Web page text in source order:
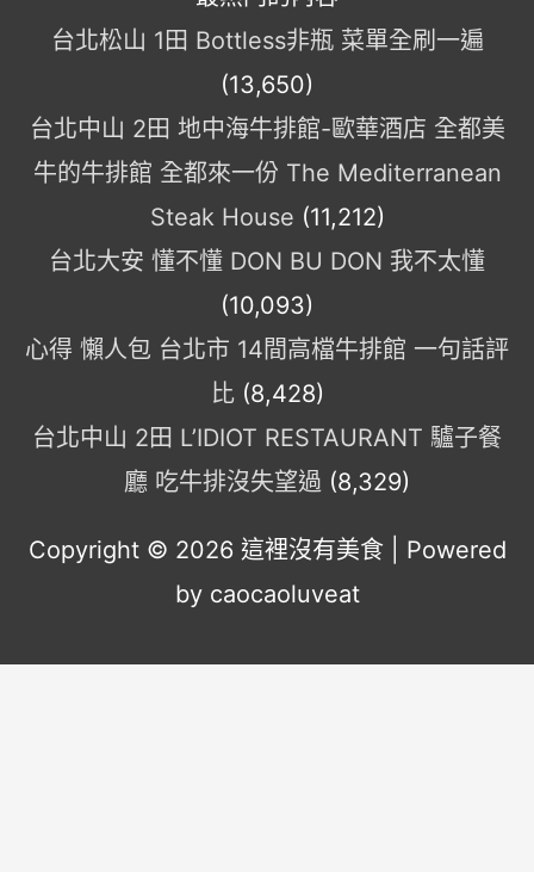
台北松山 1田 Bottless非瓶 菜單全刷一遍
(13,650)
台北中山 2田 地中海牛排館-歐華酒店 全都美
牛的牛排館 全都來一份 The Mediterranean
Steak House (11,212)
台北大安 懂不懂 DON BU DON 我不太懂
(10,093)
心得 懶人包 台北市 14間高檔牛排館 一句話評
比 (8,428)
台北中山 2田 L’IDIOT RESTAURANT 驢子餐
廳 吃牛排沒失望過 (8,329)
Copyright © 2026 這裡沒有美食 | Powered
by caocaoluveat